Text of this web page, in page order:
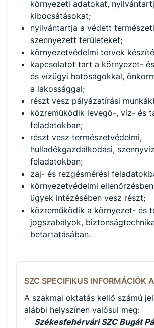
környezeti adatokat,
kibocsátásokat;
nyilvántartja a védett
szennyezett területeket;
környezetvédelmi tervek
kapcsolatot tart a környezet-
és vízügyi hatóságokkal,
a lakossággal;
részt vesz pályázatírási
közreműködik levegő-, víz- és
feladatokban;
részt vesz természetvédelmi,
hulladékgazdálkodási,
feladatokban;
zaj- és rezgésmérési
környezetvédelmi
ügyek intézésében vesz részt;
közreműködik a környezet- és
jogszabályok,
betartatásában.
SZC SPECIFIKUS INFORMÁCIÓK
A szakmai oktatás kellő számú
alábbi helyszínen valósul meg:
Székesfehérvári SZC Bugát